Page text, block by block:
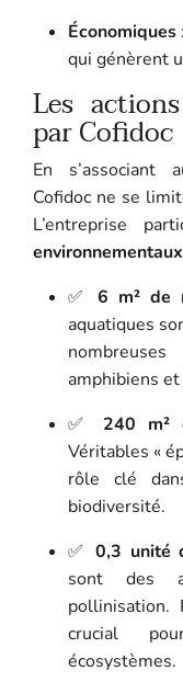
Économiques
qui génèrent
Les
par Cofidoc
En s’associant
Cofidoc ne se
L’entreprise
environnementaux
✅6 m² de
aquatiques
amphibiens
✅ 240 m²
Véritables «
rôle clé
biodiversité.
✅0,3 unité
sont des
pollinisation.
crucial
écosystèmes.